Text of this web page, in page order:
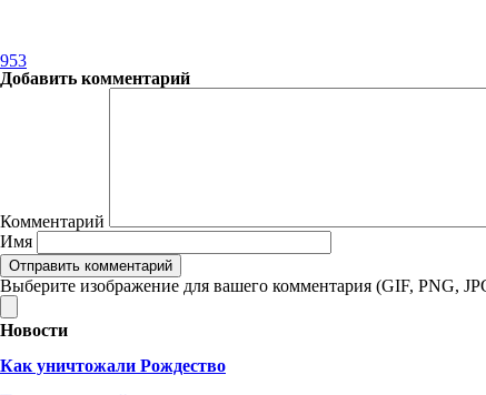
953
Добавить комментарий
Комментарий
Имя
Выберите изображение для вашего комментария (GIF, PNG,
Новости
Как уничтожали Рождество